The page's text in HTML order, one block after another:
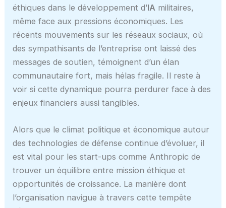
éthiques dans le développement d’IA militaires,
même face aux pressions économiques. Les
récents mouvements sur les réseaux sociaux, où
des sympathisants de l’entreprise ont laissé des
messages de soutien, témoignent d’un élan
communautaire fort, mais hélas fragile. Il reste à
voir si cette dynamique pourra perdurer face à des
enjeux financiers aussi tangibles.
Alors que le climat politique et économique autour
des technologies de défense continue d’évoluer, il
est vital pour les start-ups comme Anthropic de
trouver un équilibre entre mission éthique et
opportunités de croissance. La manière dont
l’organisation navigue à travers cette tempête